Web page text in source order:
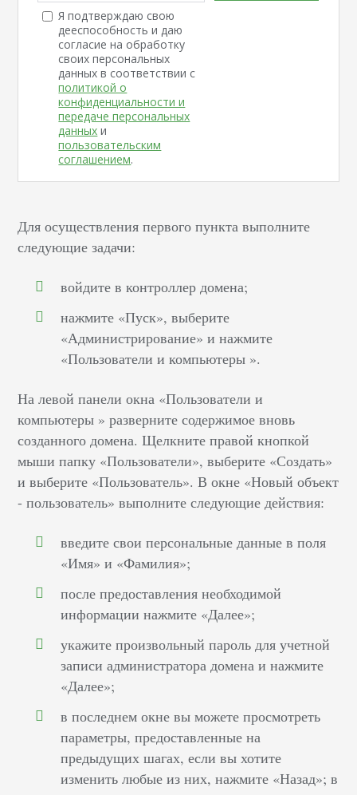
Я подтверждаю свою
дееспособность и даю
согласие на обработку
своих персональных
данных в соответствии с
политикой о
конфиденциальности и
передаче персональных
данных и
пользовательским
соглашением.
Для осуществления первого пункта выполните
следующие задачи:
войдите в контроллер домена;
нажмите «Пуск», выберите
«Администрирование» и нажмите
«Пользователи и компьютеры ».
На левой панели окна «Пользователи и
компьютеры » разверните содержимое вновь
созданного домена. Щелкните правой кнопкой
мыши папку «Пользователи», выберите «Создать»
и выберите «Пользователь». В окне «Новый объект
- пользователь» выполните следующие действия:
введите свои персональные данные в поля
«Имя» и «Фамилия»;
после предоставления необходимой
информации нажмите «Далее»;
укажите произвольный пароль для учетной
записи администратора домена и нажмите
«Далее»;
в последнем окне вы можете просмотреть
параметры, предоставленные на
предыдущих шагах, если вы хотите
изменить любые из них, нажмите «Назад»; в